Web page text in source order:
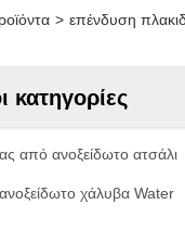
> επένδυση
κατηγορίες
από ανοξείδωτο ατσάλι
χάλυβα Water